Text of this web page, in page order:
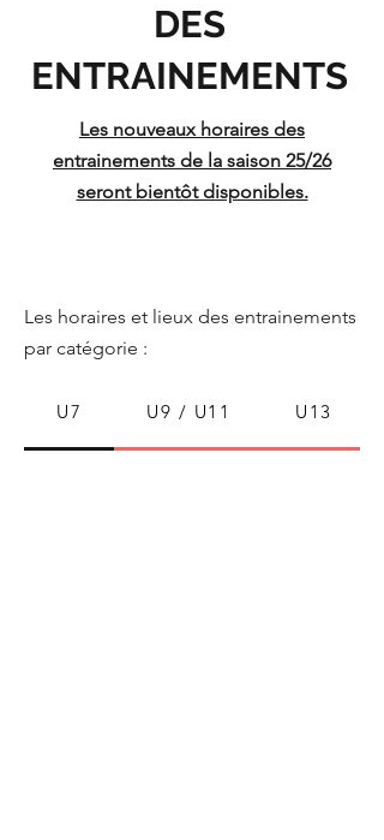
DES
ENTRAINEMENTS
Les nouveaux horaires des
entrainements de la saison 25/26
seront bientôt disponibles.
Les horaires et lieux des entrainements
par catégorie :
U7 U9 / U11 U13